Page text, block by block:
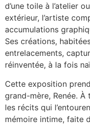
d’une toile à l’atelier
extérieur, l’artiste
accumulations
Ses créations,
entrelacements,
réinventée, à la fois
Cette exposition
grand-mère, Renée. À
les récits qui
mémoire intime, faite